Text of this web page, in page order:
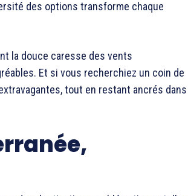
des options transforme chaque
la douce caresse des vents
Et si vous recherchiez un coin de
tout en restant ancrés dans